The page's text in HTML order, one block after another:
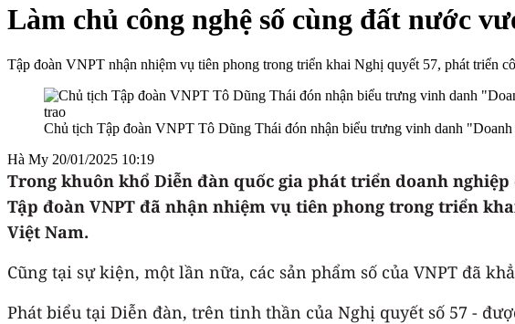
Làm chủ công nghệ số cùng đất nước
Tập đoàn VNPT nhận nhiệm vụ tiên phong trong triển khai Nghị quyết 57, phát triển
Chủ tịch Tập đoàn VNPT Tô Dũng Thái đón nhận biểu trưng vinh danh
Hà My 20/01/2025 10:19
Trong khuôn khổ Diễn đàn quốc gia phát triển doanh
Tập đoàn VNPT đã nhận nhiệm vụ tiên phong trong triển
Việt Nam.
Cũng tại sự kiện, một lần nữa, các sản phẩm số của VNPT đã
Phát biểu tại Diễn đàn, trên tinh thần của Nghị quyết số 57 -